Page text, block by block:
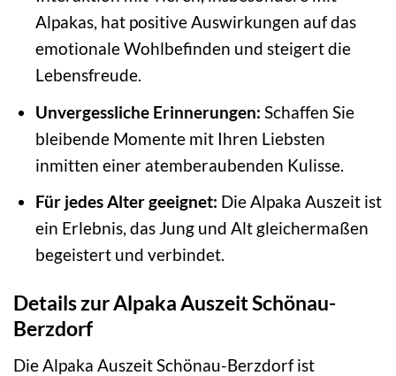
Alpakas, hat positive Auswirkungen auf das
emotionale Wohlbefinden und steigert die
Lebensfreude.
Unvergessliche Erinnerungen: Schaffen Sie
bleibende Momente mit Ihren Liebsten
inmitten einer atemberaubenden Kulisse.
Für jedes Alter geeignet: Die Alpaka Auszeit ist
ein Erlebnis, das Jung und Alt gleichermaßen
begeistert und verbindet.
Details zur Alpaka Auszeit Schönau-
Berzdorf
Die Alpaka Auszeit Schönau-Berzdorf ist